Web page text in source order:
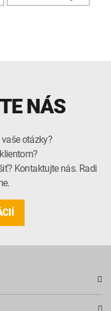
NÁS
otázky?
Kontaktujte nás. Radi